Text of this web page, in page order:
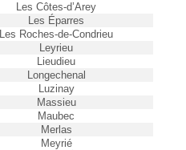
Les Côtes-d’Arey
Les Éparres
Les Roches-de-Condrieu
Leyrieu
Lieudieu
Longechenal
Luzinay
Massieu
Maubec
Merlas
Meyrié